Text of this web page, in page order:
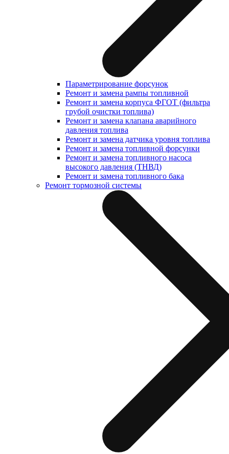
Параметрирование форсунок
Ремонт и замена рампы топливной
Ремонт и замена корпуса ФГОТ (фильтра
грубой очистки топлива)
Ремонт и замена клапана аварийного
давления топлива
Ремонт и замена датчика уровня топлива
Ремонт и замена топливной форсунки
Ремонт и замена топливного насоса
высокого давления (ТНВД)
Ремонт и замена топливного бака
Ремонт тормозной системы